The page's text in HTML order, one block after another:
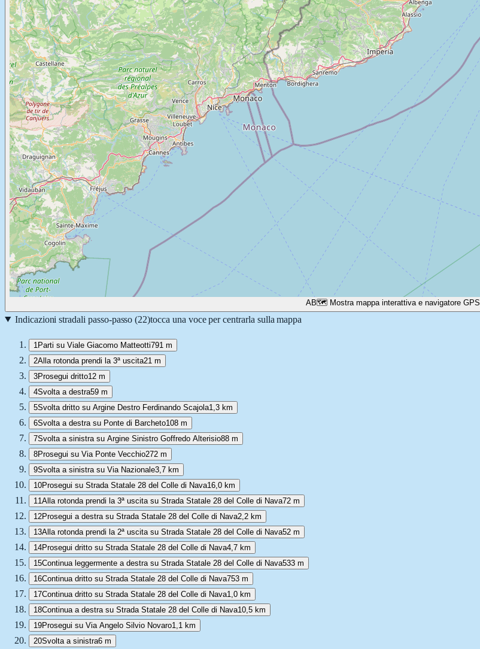
AB🗺️ Mostra mappa interattiva e navigatore GPS
Indicazioni stradali passo-passo (22)tocca una voce per centrarla sulla mappa
1 Parti su Viale Giacomo Matteotti791 m
2Alla rotonda prendi la 3ª uscita21 m
3Prosegui dritto12 m
4Svolta a destra59 m
5Svolta dritto su Argine Destro Ferdinando Scajola1,3 km
6Svolta a destra su Ponte di Barcheto108 m
7Svolta a sinistra su Argine Sinistro Goffredo Alterisio88 m
8Prosegui su Via Ponte Vecchio272 m
9Svolta a sinistra su Via Nazionale3,7 km
10Prosegui su Strada Statale 28 del Colle di Nava16,0 km
11Alla rotonda prendi la 3ª uscita su Strada Statale 28 del Colle di Nava72 m
12Prosegui a destra su Strada Statale 28 del Colle di Nava2,2 km
13Alla rotonda prendi la 2ª uscita su Strada Statale 28 del Colle di Nava52 m
14Prosegui dritto su Strada Statale 28 del Colle di Nava4,7 km
15Continua leggermente a destra su Strada Statale 28 del Colle di Nava533 m
16Continua dritto su Strada Statale 28 del Colle di Nava753 m
17Continua dritto su Strada Statale 28 del Colle di Nava1,0 km
18Continua a destra su Strada Statale 28 del Colle di Nava10,5 km
19Prosegui su Via Angelo Silvio Novaro1,1 km
20Svolta a sinistra6 m